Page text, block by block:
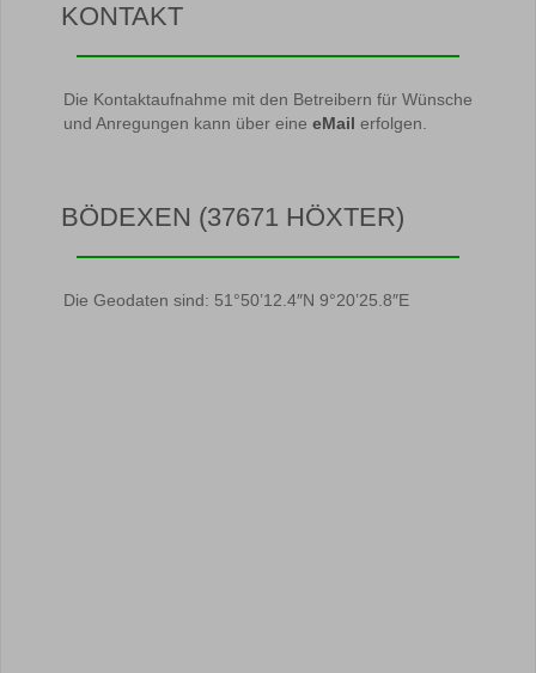
KONTAKT
Die Kontaktaufnahme mit den Betreibern für Wünsche
und Anregungen kann über eine eMail erfolgen.
BÖDEXEN (37671 HÖXTER)
Die Geodaten sind: 51°50’12.4″N 9°20’25.8″E